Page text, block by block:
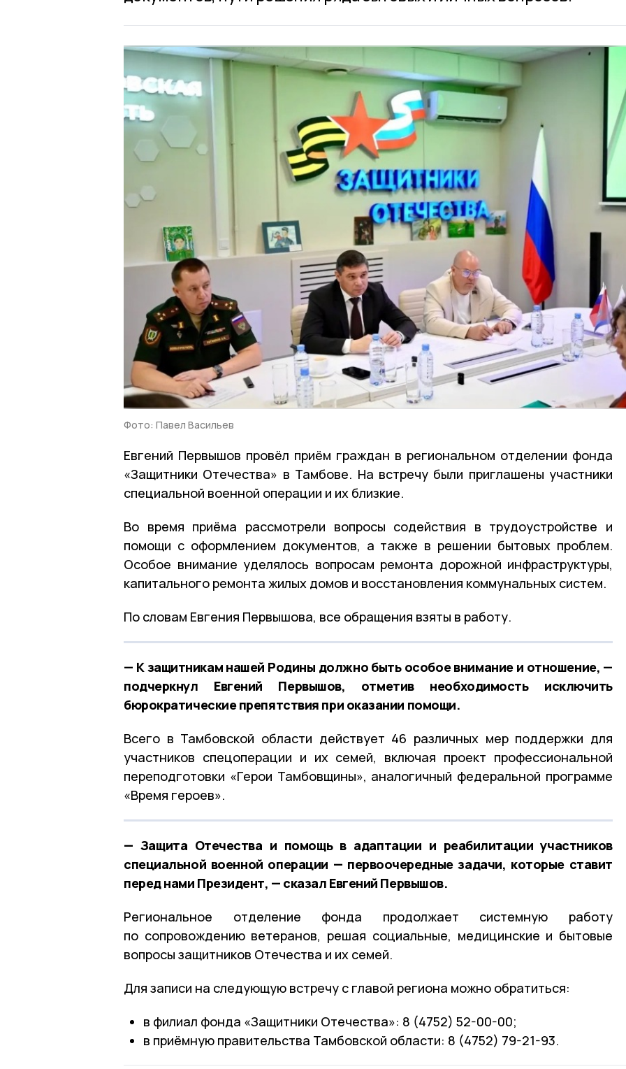
Фото: Павел Васильев
Евгений Первышов провёл приём граждан в региональном отделении фонда
«Защитники Отечества» в Тамбове. На встречу были приглашены участники
специальной военной операции и их близкие.
Во время приёма рассмотрели вопросы содействия в трудоустройстве и
помощи с оформлением документов, а также в решении бытовых проблем.
Особое внимание уделялось вопросам ремонта дорожной инфраструктуры,
капитального ремонта жилых домов и восстановления коммунальных систем.
По словам Евгения Первышова, все обращения взяты в работу.
— К защитникам нашей Родины должно быть особое внимание и отношение, —
подчеркнул Евгений Первышов, отметив необходимость исключить
бюрократические препятствия при оказании помощи.
Всего в Тамбовской области действует 46 различных мер поддержки для
участников спецоперации и их семей, включая проект профессиональной
переподготовки «Герои Тамбовщины», аналогичный федеральной программе
«Время героев».
— Защита Отечества и помощь в адаптации и реабилитации участников
специальной военной операции — первоочередные задачи, которые ставит
перед нами Президент, — сказал Евгений Первышов.
Региональное отделение фонда продолжает системную работу
по сопровождению ветеранов, решая социальные, медицинские и бытовые
вопросы защитников Отечества и их семей.
Для записи на следующую встречу с главой региона можно обратиться:
в филиал фонда «Защитники Отечества»: 8 (4752) 52-00-00;
в приёмную правительства Тамбовской области: 8 (4752) 79-21-93.